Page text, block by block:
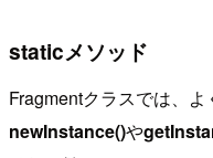
staticメソッド
Fragmentクラスでは、
newInstance()や